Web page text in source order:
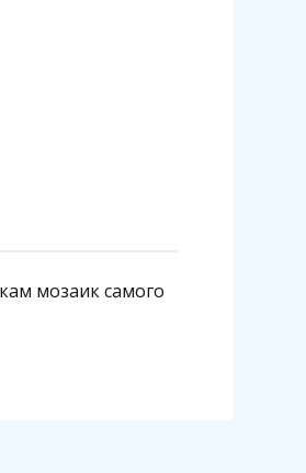
мозаик самого